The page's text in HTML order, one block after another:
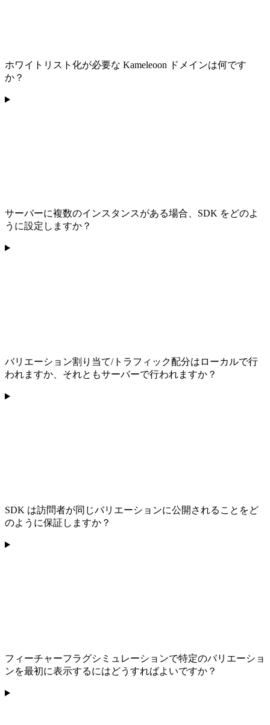
ホワイトリスト化が必要な Kameleoon ドメインは何です
か？
サーバーに複数のインスタンスがある場合、SDK をどのよ
うに設定しますか？
バリエーション割り当て/トラフィック配分はローカルで行
われますか、それともサーバーで行われますか？
SDK は訪問者が同じバリエーションに公開されることをど
のように保証しますか？
フィーチャーフラグシミュレーションで特定のバリエーショ
ンを最初に表示するにはどうすればよいですか？